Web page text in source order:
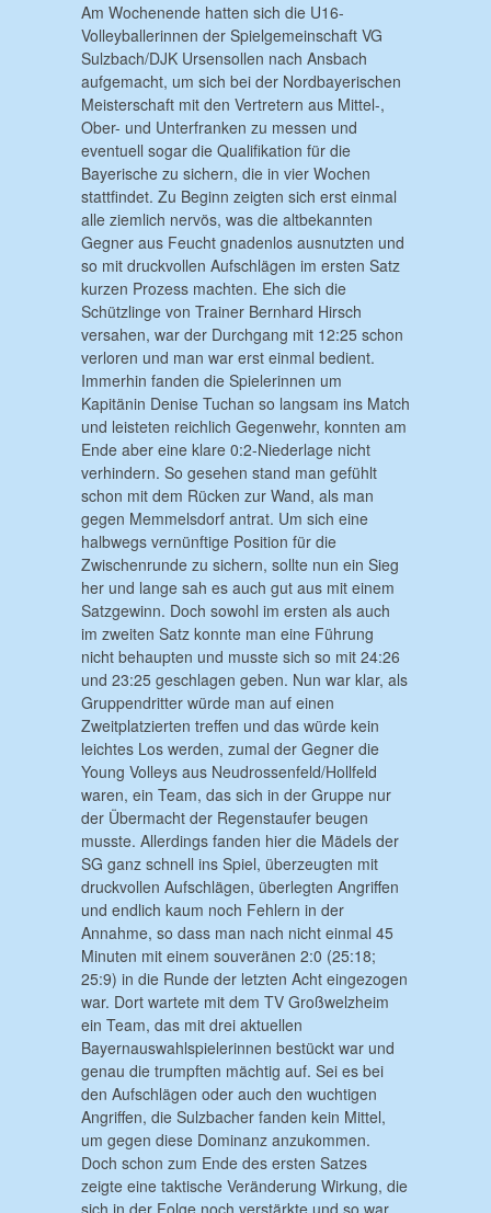
Am Wochenende hatten sich die U16-
Volleyballerinnen der Spielgemeinschaft VG
Sulzbach/DJK Ursensollen nach Ansbach
aufgemacht, um sich bei der Nordbayerischen
Meisterschaft mit den Vertretern aus Mittel-,
Ober- und Unterfranken zu messen und
eventuell sogar die Qualifikation für die
Bayerische zu sichern, die in vier Wochen
stattfindet. Zu Beginn zeigten sich erst einmal
alle ziemlich nervös, was die altbekannten
Gegner aus Feucht gnadenlos ausnutzten und
so mit druckvollen Aufschlägen im ersten Satz
kurzen Prozess machten. Ehe sich die
Schützlinge von Trainer Bernhard Hirsch
versahen, war der Durchgang mit 12:25 schon
verloren und man war erst einmal bedient.
Immerhin fanden die Spielerinnen um
Kapitänin Denise Tuchan so langsam ins Match
und leisteten reichlich Gegenwehr, konnten am
Ende aber eine klare 0:2-Niederlage nicht
verhindern. So gesehen stand man gefühlt
schon mit dem Rücken zur Wand, als man
gegen Memmelsdorf antrat. Um sich eine
halbwegs vernünftige Position für die
Zwischenrunde zu sichern, sollte nun ein Sieg
her und lange sah es auch gut aus mit einem
Satzgewinn. Doch sowohl im ersten als auch
im zweiten Satz konnte man eine Führung
nicht behaupten und musste sich so mit 24:26
und 23:25 geschlagen geben. Nun war klar, als
Gruppendritter würde man auf einen
Zweitplatzierten treffen und das würde kein
leichtes Los werden, zumal der Gegner die
Young Volleys aus Neudrossenfeld/Hollfeld
waren, ein Team, das sich in der Gruppe nur
der Übermacht der Regenstaufer beugen
musste. Allerdings fanden hier die Mädels der
SG ganz schnell ins Spiel, überzeugten mit
druckvollen Aufschlägen, überlegten Angriffen
und endlich kaum noch Fehlern in der
Annahme, so dass man nach nicht einmal 45
Minuten mit einem souveränen 2:0 (25:18;
25:9) in die Runde der letzten Acht eingezogen
war. Dort wartete mit dem TV Großwelzheim
ein Team, das mit drei aktuellen
Bayernauswahlspielerinnen bestückt war und
genau die trumpften mächtig auf. Sei es bei
den Aufschlägen oder auch den wuchtigen
Angriffen, die Sulzbacher fanden kein Mittel,
um gegen diese Dominanz anzukommen.
Doch schon zum Ende des ersten Satzes
zeigte eine taktische Veränderung Wirkung, die